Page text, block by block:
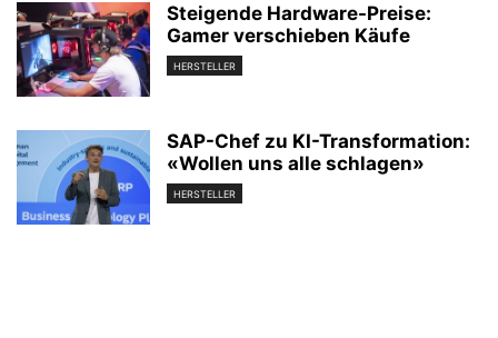
Steigende Hardware-Preise:
Gamer verschieben Käufe
HERSTELLER
SAP-Chef zu KI-Transformation:
«Wollen uns alle schlagen»
HERSTELLER